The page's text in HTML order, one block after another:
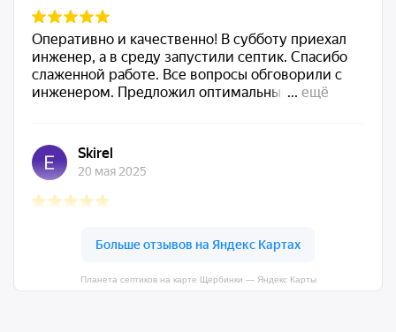
Планета септиков на карте Щербинки — Яндекс Карты